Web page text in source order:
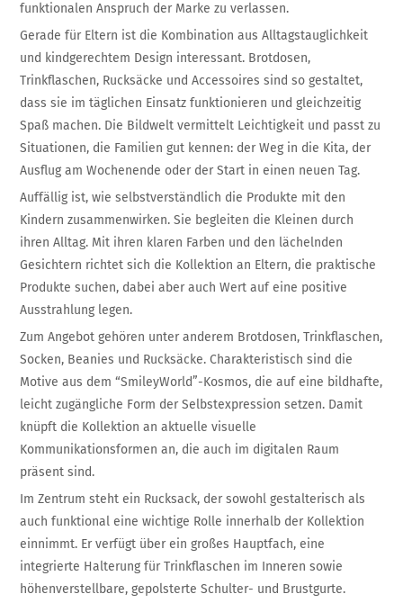
funktionalen Anspruch der Marke zu verlassen.
Gerade für Eltern ist die Kombination aus Alltagstauglichkeit
und kindgerechtem Design interessant. Brotdosen,
Trinkflaschen, Rucksäcke und Accessoires sind so gestaltet,
dass sie im täglichen Einsatz funktionieren und gleichzeitig
Spaß machen. Die Bildwelt vermittelt Leichtigkeit und passt zu
Situationen, die Familien gut kennen: der Weg in die Kita, der
Ausflug am Wochenende oder der Start in einen neuen Tag.
Auffällig ist, wie selbstverständlich die Produkte mit den
Kindern zusammenwirken. Sie begleiten die Kleinen durch
ihren Alltag. Mit ihren klaren Farben und den lächelnden
Gesichtern richtet sich die Kollektion an Eltern, die praktische
Produkte suchen, dabei aber auch Wert auf eine positive
Ausstrahlung legen.
Zum Angebot gehören unter anderem Brotdosen, Trinkflaschen,
Socken, Beanies und Rucksäcke. Charakteristisch sind die
Motive aus dem “SmileyWorld”-Kosmos, die auf eine bildhafte,
leicht zugängliche Form der Selbstexpression setzen. Damit
knüpft die Kollektion an aktuelle visuelle
Kommunikationsformen an, die auch im digitalen Raum
präsent sind.
Im Zentrum steht ein Rucksack, der sowohl gestalterisch als
auch funktional eine wichtige Rolle innerhalb der Kollektion
einnimmt. Er verfügt über ein großes Hauptfach, eine
integrierte Halterung für Trinkflaschen im Inneren sowie
höhenverstellbare, gepolsterte Schulter- und Brustgurte.